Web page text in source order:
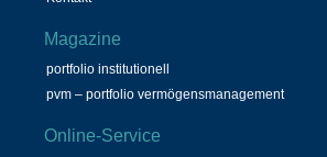
Magazine
portfolio institutionell
pvm – portfolio vermögensmanagement
Online-Service